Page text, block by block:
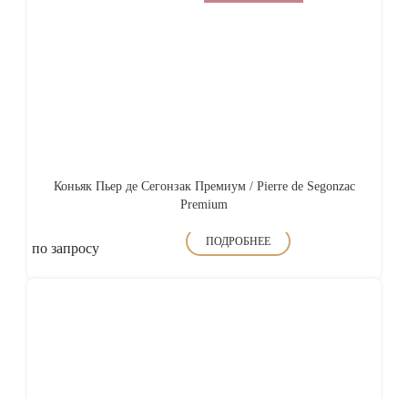
Коньяк Пьер де Сегонзак Премиум / Pierre de Segonzac
Premium
по запросу ПОДРОБНЕЕ